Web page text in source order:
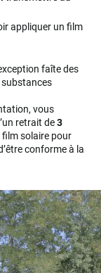
appliquer un film
faîte des
vous
retrait de3
solaire pour
conforme à la